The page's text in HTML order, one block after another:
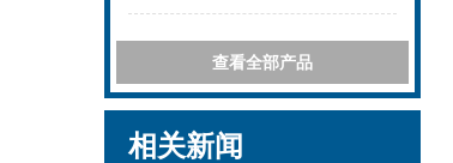
查看全部产品
相关新闻